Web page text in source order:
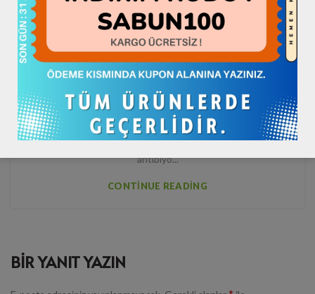
GENEL
Deve Sütü Sabunu Nedir? Faydaları
ve Kullanımı
Hataybook
Deve sütü sabunu, son zamanlarda popülerliği artan doğal bir
cilt bakım ürünüdür. İçeriğindeki vitaminler, mineraller ve doğal
antibiyo...
CONTINUE READING
BIR YANIT YAZIN